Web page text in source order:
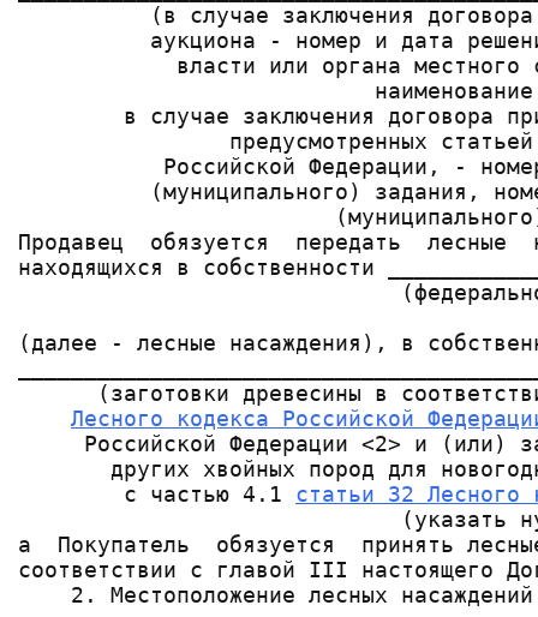
(в случае заключения
аукциона - номер и дата
власти или органа местного
в случае заключения договора
предусмотренных
Российской Федерации, -
(муниципального) задания,
Продавец  обязуется  передать  лесные
находящихся в собственности
(далее - лесные насаждения), в
(заготовки древесины в
Лесного кодекса Российской
Российской Федерации <2> и (или)
других хвойных пород для
        с частью 4.1
статьи 32 Лесного
(указать
а  Покупатель  обязуется  принять
соответствии с главой III настоящего
2. Местоположение лесных